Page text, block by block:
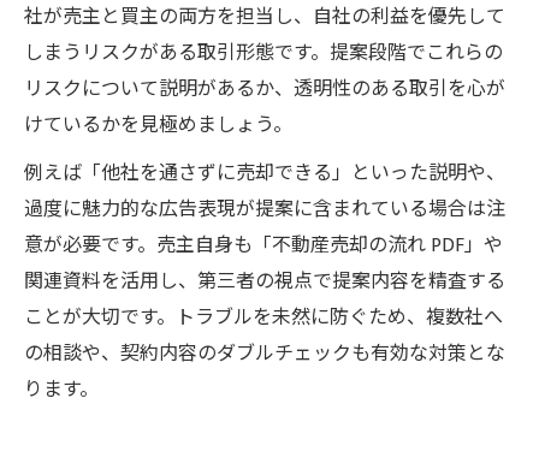
社が売主と買主の両方を担当し、自社の利益を優先して
しまうリスクがある取引形態です。提案段階でこれらの
リスクについて説明があるか、透明性のある取引を心が
けているかを見極めましょう。
例えば「他社を通さずに売却できる」といった説明や、
過度に魅力的な広告表現が提案に含まれている場合は注
意が必要です。売主自身も「不動産売却の流れ PDF」や
関連資料を活用し、第三者の視点で提案内容を精査する
ことが大切です。トラブルを未然に防ぐため、複数社へ
の相談や、契約内容のダブルチェックも有効な対策とな
ります。